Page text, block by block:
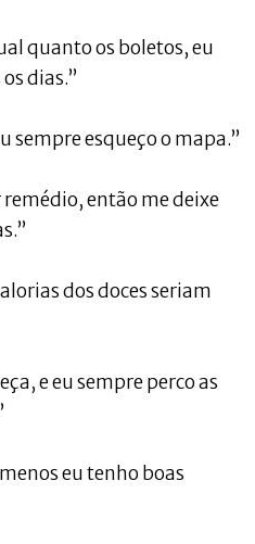
quanto os boletos, eu
dias.”
sempre esqueço o mapa.”
então me deixe
dos doces seriam
e eu sempre perco as
eu tenho boas